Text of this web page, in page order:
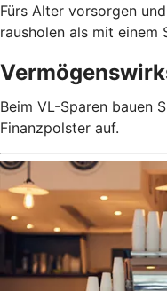
Fürs Alter vorsorgen
rausholen als mit einem
Beim VL-Sparen bauen
Finanzpolster auf.